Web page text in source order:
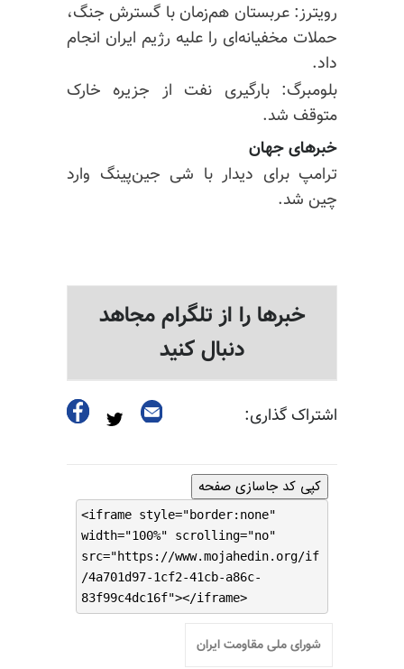
رویترز: عربستان هم‌زمان با گسترش جنگ،
حملات مخفیانه‌ای را علیه رژیم ایران انجام
داد.
بلومبرگ: بارگیری نفت از جزیره خارک
متوقف شد.
خبرهای جهان
ترامپ برای دیدار با شی جین‌پینگ وارد
چین شد.
خبرها را از تلگرام مجاهد
دنبال کنید
اشتراک گذاری:
کپی کد جاسازی صفحه
<iframe style="border:none"
width="100%" scrolling="no"
src="https://www.mojahedin.org/if
/4a701d97-1cf2-41cb-a86c-
83f99c4dc16f"></iframe>
شورای ملی مقاومت ایران